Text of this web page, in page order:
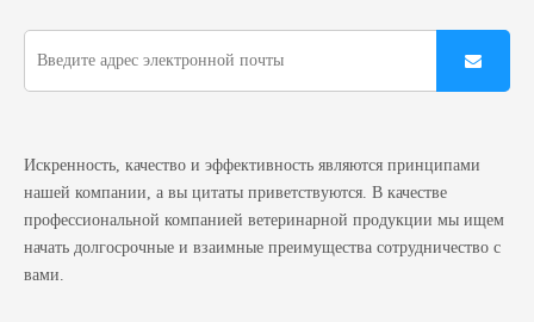
Искренность, качество и эффективность являются принципами
нашей компании, а вы цитаты приветствуются. В качестве
профессиональной компанией ветеринарной продукции мы ищем
начать долгосрочные и взаимные преимущества сотрудничество с
вами.